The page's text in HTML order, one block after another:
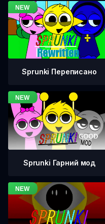
Sprunki Переписано
Sprunki Гарний мод